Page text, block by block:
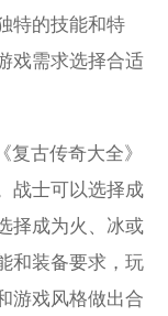
特的技能和特
戏需求选择合适
古传奇大全》
战士可以选择成
择成为火、冰或
和装备要求，玩
游戏风格做出合